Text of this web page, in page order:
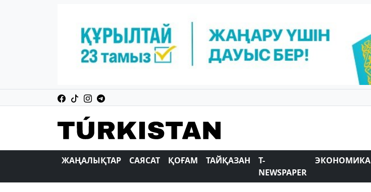
ЖАҢАЛЫҚТАР САЯСАТ ҚОҒАМ ТАЙҚАЗАН
T-
NEWSPAPER
ЭКОНОМИКА